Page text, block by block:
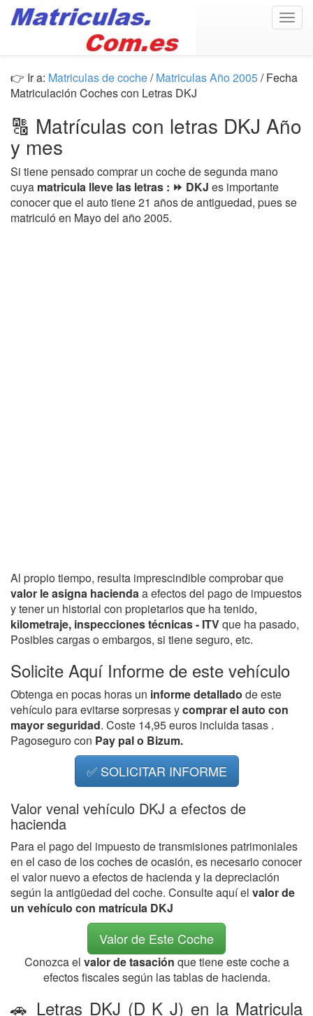
👉 Ir a: Matriculas de coche/Matriculas Año 2005/ Fecha
Matriculación Coches con Letras DKJ
🔠 Matrículas con letras DKJ Año
y mes
Si tiene pensado comprar un coche de segunda mano
cuya matricula lleve las letras : ⏩ DKJ es importante
conocer que el auto tiene 21 años de antiguedad, pues se
matriculó en Mayo del año 2005.
Al propio tiempo, resulta imprescindible comprobar que
valor le asigna haciendaa efectos del pago de impuestos
y tener un historial con propietarios que ha tenido,
kilometraje, inspecciones técnicas - ITVque ha pasado,
Posibles cargas o embargos, si tiene seguro, etc.
Solicite Aquí Informe de este vehículo
Obtenga en pocas horas un informe detallado de este
vehículo para evitarse sorpresas ycomprar el auto con
mayor seguridad. Coste 14,95 euros incluida tasas .
Pagoseguro con Pay pal o Bizum.
✅ SOLICITAR INFORME
Valor venal vehículo DKJ a efectos de
hacienda
Para el pago del impuesto de transmisiones patrimoniales
en el caso de los coches de ocasión, es necesario conocer
el valor nuevo a efectos de hacienda y la depreciación
según la antigüedad del coche. Consulte aquí el valor de
un vehículo con matrícula DKJ
Valor de Este Coche
Conozca el valor de tasación que tiene este coche a
efectos fiscales según las tablas de hacienda.
🚗 Letras DKJ (D K J) en la Matricula